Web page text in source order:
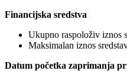
Financijska sredstva
Ukupno raspoloživ iznos
Maksimalan iznos
Datum početka zaprimanja